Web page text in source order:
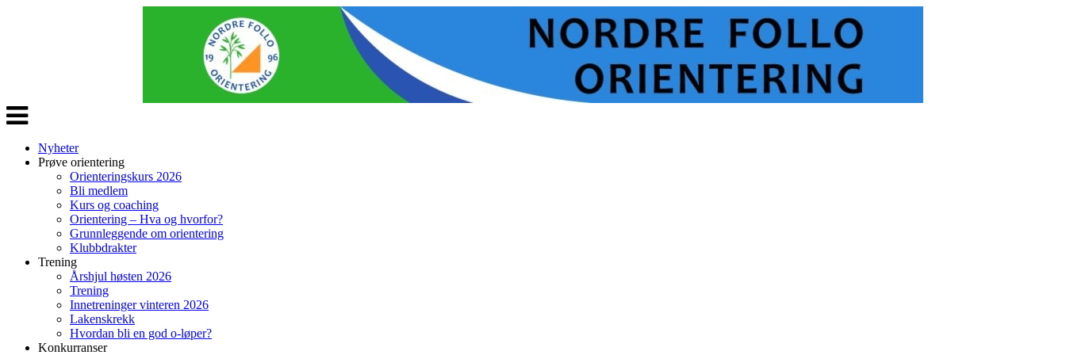
Veksle
navigasjon
Nyheter
Prøve orientering
Orienteringskurs 2026
Bli medlem
Kurs og coaching
Orientering – Hva og hvorfor?
Grunnleggende om orientering
Klubbdrakter
Trening
Årshjul høsten 2026
Trening
Innetreninger vinteren 2026
Lakenskrekk
Hvordan bli en god o-løper?
Konkurranser